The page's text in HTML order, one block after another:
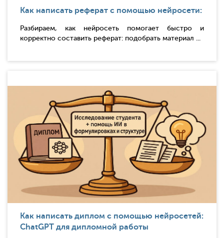
Как написать реферат с помощью нейросети:
Разбираем, как нейросеть помогает быстро и
корректно составить реферат: подобрать материал ...
Как написать диплом с помощью нейросетей:
ChatGPT для дипломной работы